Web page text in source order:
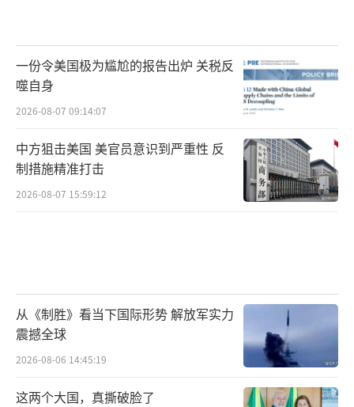
一份令美国极为尴尬的报告出炉 关税反
噬自身
2026-08-07 09:14:07
中方狙击美国 美官员意识到严重性 反
制措施精准打击
2026-08-07 15:59:12
从《制胜》看当下国际形势 解放军实力
震撼全球
2026-08-06 14:45:19
这两个大国，真撕破脸了